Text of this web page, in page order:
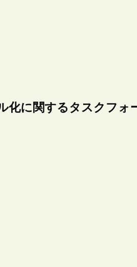
化に関するタスクフォ